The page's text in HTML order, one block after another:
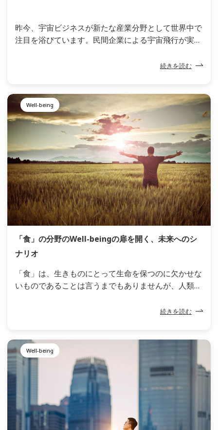
昨今、宇宙ビジネスが新たな産業分野として世界中で
注目を浴びています。民間企業による宇宙飛行が実現
する資金や人材が相次いで投入され、その市場規模は
の領域を探索する中で得られる技術や叡智を、環境問
題や食糧問題など地球が直面する課題解決のヒントに
しようと動き出しました。宇宙ビジネスの推進を通じ
て地球の明日を切り拓く、その大いなる挑戦が始まっ
ています。
続きを読む
Well-being
「食」の分野のWell-beingの扉を開く、未来へのシ
ナリオ
「食」は、生きものにとって生命を保つのに欠かせな
いものであることは言うまでもありませんが、人類に
たりするものでもあります。Well-beingとも呼ばれ
せん。しかしながら、その食をめぐる懸念がますます
高まってきています。人口増加や経済発展などによ
り、世界の食料需要量は今後も伸び続け、食料確保に
対する不安は社会課題の一つとなっています。一方
で、食についての希望として、食の最適化への期待も
あります。消費起点で食のバリューチェーンが最適化
され、一人ひとりが健康を維持向上しつつ、自分に合
続きを読む
Well-being